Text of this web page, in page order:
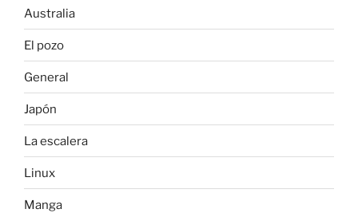
Australia
El pozo
General
Japón
La escalera
Linux
Manga